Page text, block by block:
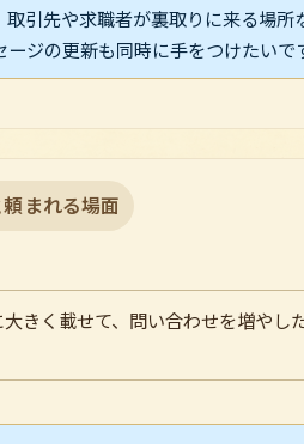
引先や求職者が裏取りに来る場所
ジの更新も同時に手をつけたいで
まれる場面
大きく載せて、問い合わせを増やし